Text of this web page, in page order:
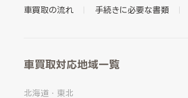
車買取の流れ 手続きに必要な書類
車買取対応地域一覧
北海道・東北